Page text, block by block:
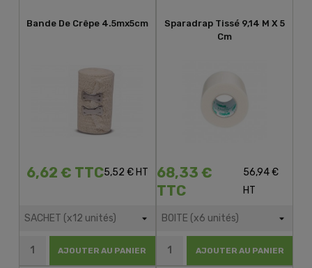
Bande De Crêpe 4.5mx5cm
6,62 € TTC5,52 € HT
AJOUTER AU PANIER
Sparadrap Tissé 9,14 M X 5
Cm
68,33 €
TTC
56,94 €
HT
AJOUTER AU PANIER